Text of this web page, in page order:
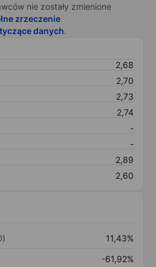
nie zostały zmienione
zrzeczenie
danych.
2,68
2,70
2,73
2,74
-
-
2,89
2,60
11,43%
-61,92%